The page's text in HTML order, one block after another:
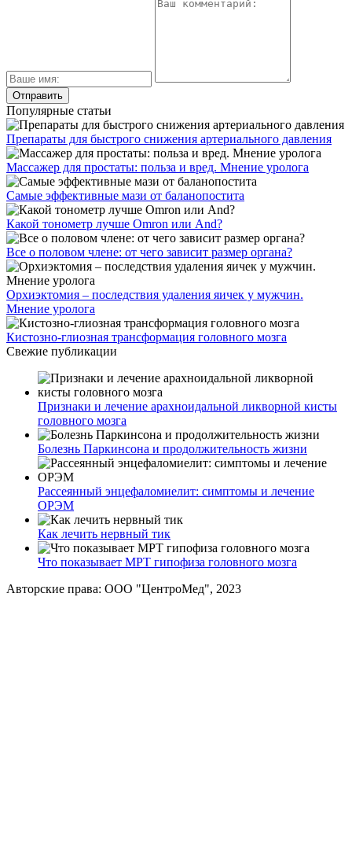
Популярные статьи
Препараты для быстрого снижения артериального давления
Массажер для простаты: польза и вред. Мнение уролога
Самые эффективные мази от баланопостита
Какой тонометр лучше Omron или And?
Все о половом члене: от чего зависит размер органа?
Орхиэктомия – последствия удаления яичек у мужчин.
Мнение уролога
Кистозно-глиозная трансформация головного мозга
Свежие публикации
Признаки и лечение арахноидальной ликворной кисты
головного мозга
Болезнь Паркинсона и продолжительность жизни
Рассеянный энцефаломиелит: симптомы и лечение
ОРЭМ
Как лечить нервный тик
Что показывает МРТ гипофиза головного мозга
Авторские права: ООО "ЦентроМед", 2023